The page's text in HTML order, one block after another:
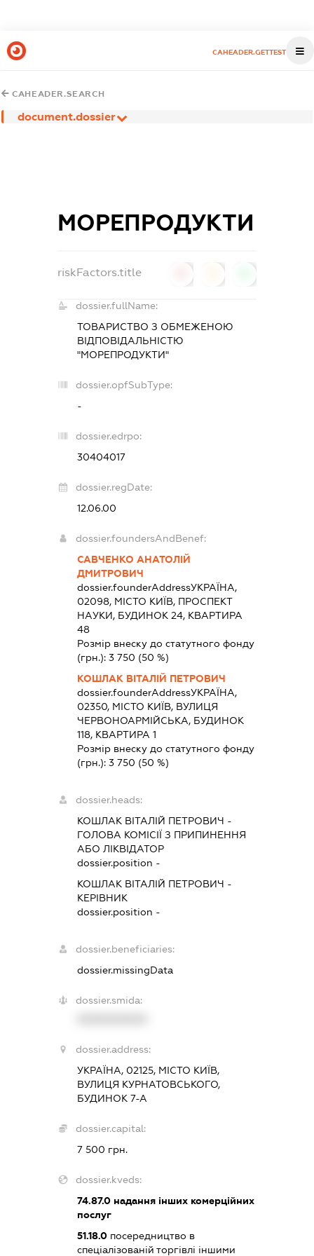
CAHEADER.GETTEST
CAHEADER.SEARCH
document.dossier
МОРЕПРОДУКТИ
riskFactors.title
dossier.fullName:
ТОВАРИСТВО З ОБМЕЖЕНОЮ
ВІДПОВІДАЛЬНІСТЮ
"МОРЕПРОДУКТИ"
dossier.opfSubType:
-
dossier.edrpo:
30404017
dossier.regDate:
12.06.00
dossier.foundersAndBenef:
САВЧЕНКО АНАТОЛІЙ
ДМИТРОВИЧ
dossier.founderAddressУКРАЇНА,
02098, МІСТО КИЇВ, ПРОСПЕКТ
НАУКИ, БУДИНОК 24, КВАРТИРА
48
Розмір внеску до статутного фонду
(грн.):3 750 (50 %)
КОШЛАК ВІТАЛІЙ ПЕТРОВИЧ
dossier.founderAddressУКРАЇНА,
02350, МІСТО КИЇВ, ВУЛИЦЯ
ЧЕРВОНОАРМІЙСЬКА, БУДИНОК
118, КВАРТИРА 1
Розмір внеску до статутного фонду
(грн.):3 750 (50 %)
dossier.heads:
КОШЛАК ВІТАЛІЙ ПЕТРОВИЧ -
ГОЛОВА КОМІСІЇ З ПРИПИНЕННЯ
АБО ЛІКВІДАТОР
dossier.position -
КОШЛАК ВІТАЛІЙ ПЕТРОВИЧ -
КЕРІВНИК
dossier.position -
dossier.beneficiaries:
dossier.missingData
dossier.smida:
dossier.address:
УКРАЇНА, 02125, МІСТО КИЇВ,
ВУЛИЦЯ КУРНАТОВСЬКОГО,
БУДИНОК 7-А
dossier.capital:
7 500 грн.
dossier.kveds:
74.87.0 надання інших комерційних
послуг
51.18.0 посередництво в
спеціалізованій торгівлі іншими